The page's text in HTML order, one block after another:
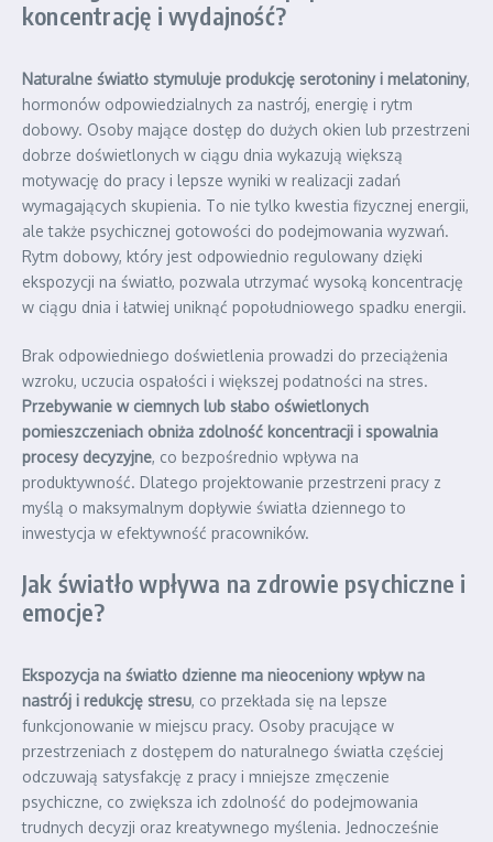
koncentrację i wydajność?
Naturalne światło stymuluje produkcję serotoniny i melatoniny,
hormonów odpowiedzialnych za nastrój, energię i rytm
dobowy. Osoby mające dostęp do dużych okien lub przestrzeni
dobrze doświetlonych w ciągu dnia wykazują większą
motywację do pracy i lepsze wyniki w realizacji zadań
wymagających skupienia. To nie tylko kwestia fizycznej energii,
ale także psychicznej gotowości do podejmowania wyzwań.
Rytm dobowy, który jest odpowiednio regulowany dzięki
ekspozycji na światło, pozwala utrzymać wysoką koncentrację
w ciągu dnia i łatwiej uniknąć popołudniowego spadku energii.
Brak odpowiedniego doświetlenia prowadzi do przeciążenia
wzroku, uczucia ospałości i większej podatności na stres.
Przebywanie w ciemnych lub słabo oświetlonych
pomieszczeniach obniża zdolność koncentracji i spowalnia
procesy decyzyjne, co bezpośrednio wpływa na
produktywność. Dlatego projektowanie przestrzeni pracy z
myślą o maksymalnym dopływie światła dziennego to
inwestycja w efektywność pracowników.
Jak światło wpływa na zdrowie psychiczne i
emocje?
Ekspozycja na światło dzienne ma nieoceniony wpływ na
nastrój i redukcję stresu, co przekłada się na lepsze
funkcjonowanie w miejscu pracy. Osoby pracujące w
przestrzeniach z dostępem do naturalnego światła częściej
odczuwają satysfakcję z pracy i mniejsze zmęczenie
psychiczne, co zwiększa ich zdolność do podejmowania
trudnych decyzji oraz kreatywnego myślenia. Jednocześnie